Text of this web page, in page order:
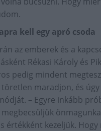
kell egy apró csoda
az emberek és a
Rékasi Károly és
pedig mindent
maradjon, és
– Egyre inkább
értékként kezeljük.